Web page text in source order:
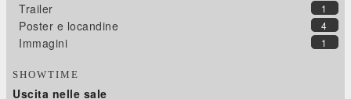
1
Trailer
4
Poster e locandine
1
Immagini
SHOWTIME
Uscita nelle sale